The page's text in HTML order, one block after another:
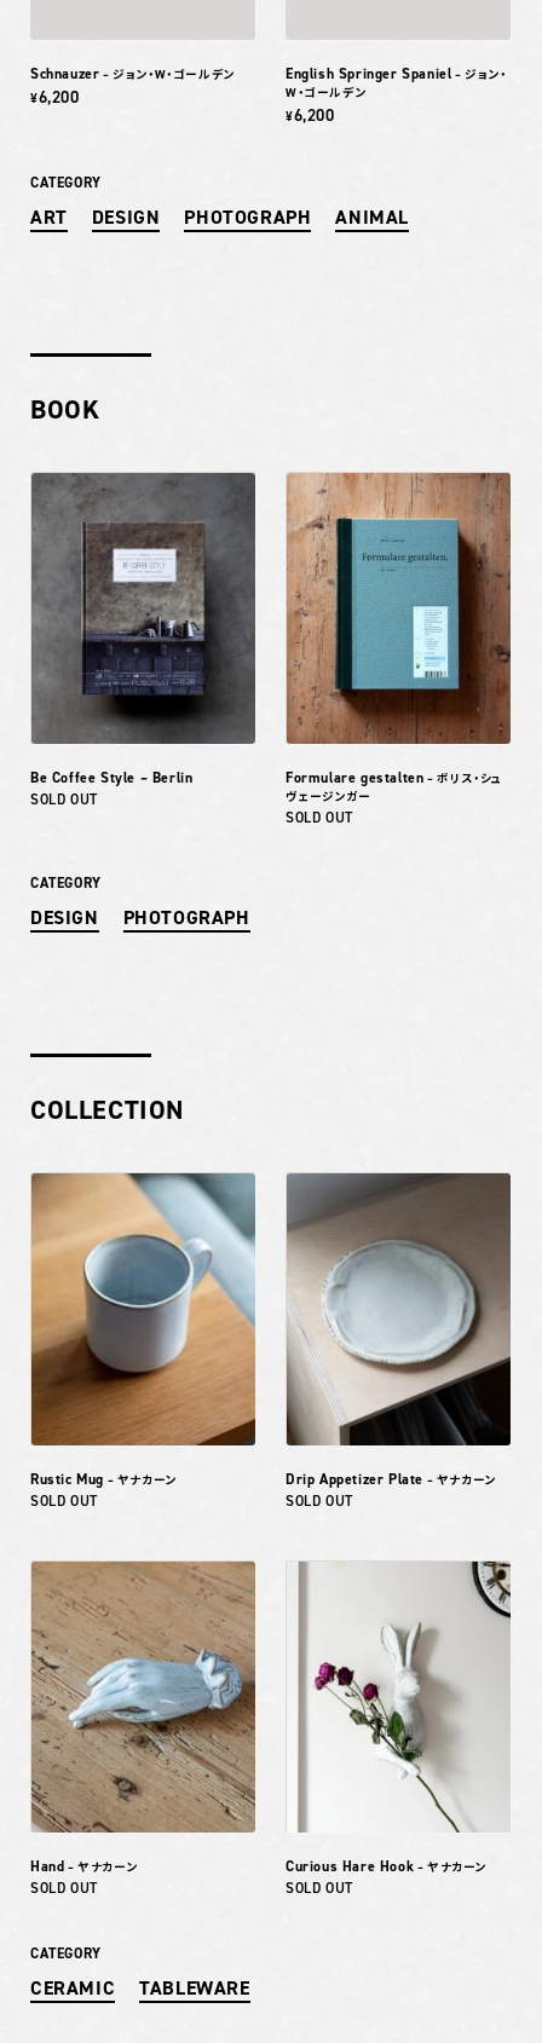
Schnauzer – ジョン・W・ゴールデン
¥6,200
English Springer Spaniel – ジョン・
W・ゴールデン
¥6,200
CATEGORY
ART DESIGN PHOTOGRAPH ANIMAL
BOOK
Be Coffee Style – Berlin
SOLD OUT
Formulare gestalten – ボリス・シュ
ヴェージンガー
SOLD OUT
CATEGORY
DESIGN PHOTOGRAPH
COLLECTION
Rustic Mug – ヤナカーン
SOLD OUT
Drip Appetizer Plate – ヤナカーン
SOLD OUT
Hand – ヤナカーン
SOLD OUT
Curious Hare Hook – ヤナカーン
SOLD OUT
CATEGORY
CERAMIC TABLEWARE